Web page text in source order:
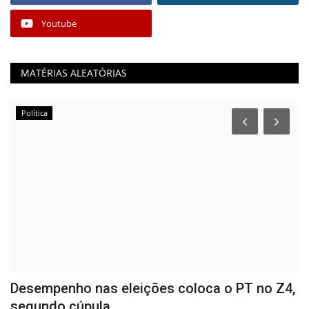
Youtube
MATÉRIAS ALEATÓRIAS
Política
Desempenho nas eleições coloca o PT no Z4,